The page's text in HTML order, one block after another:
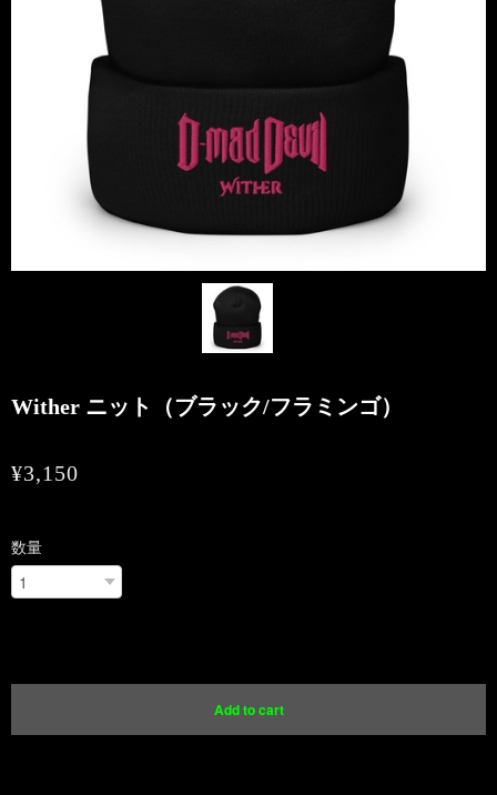
Wither ニット（ブラック/フラミンゴ）
¥3,150
数量
Add to cart